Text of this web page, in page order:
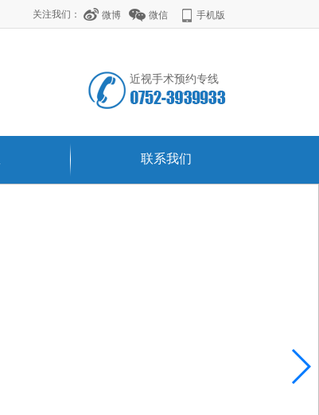
关注我们： 微博 微信 手机版
近视手术预约专线
联系我们